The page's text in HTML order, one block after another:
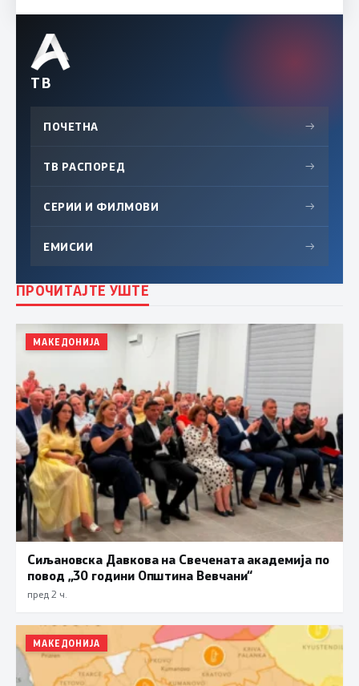
ТВ
ПОЧЕТНА →
ТВ РАСПОРЕД →
СЕРИИ И ФИЛМОВИ →
ЕМИСИИ →
ПРОЧИТАЈТЕ УШТЕ
МАКЕДОНИЈА
Сиљановска Давкова на Свечената академија по
повод „30 години Општина Вевчани“
пред 2 ч.
МАКЕДОНИЈА